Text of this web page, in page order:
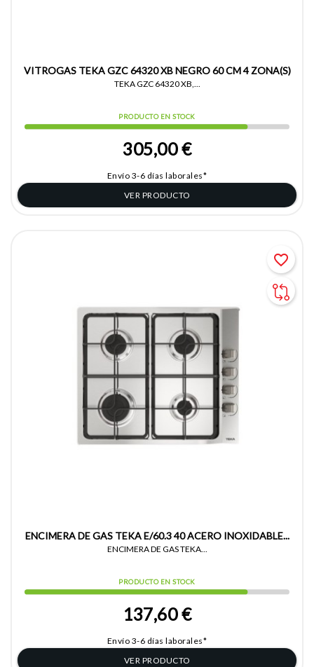
VITROGAS TEKA GZC 64320 XB NEGRO 60 CM 4 ZONA(S)
TEKA GZC 64320 XB,...
PRODUCTO EN STOCK
305,00 €
Envío 3-6 días laborales*
VER PRODUCTO
ENCIMERA DE GAS TEKA E/60.3 40 ACERO INOXIDABLE...
ENCIMERA DE GAS TEKA...
PRODUCTO EN STOCK
137,60 €
Envío 3-6 días laborales*
VER PRODUCTO
favorite_border